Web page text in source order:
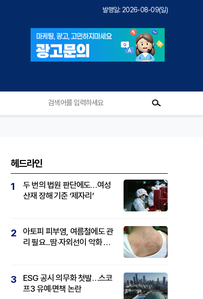
발행일: 2026-08-09(일)
헤드라인
1
두 번의 법원 판단에도…여성
산재 장해 기준 ‘제자리’
2
아토피 피부염, 여름철에도 관
리 필요...땀·자외선이 악화 요
3
ESG 공시 의무화 첫발…스코
프3 유예·면책 논란